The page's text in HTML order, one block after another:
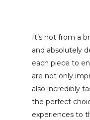
It’s not from a
and absolutely
each piece to
are not only
also incredibly
the perfect
experiences to